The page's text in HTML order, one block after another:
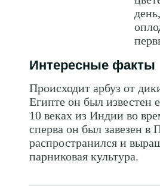
Интересные факты
Происходит арбуз от
Египте он был известен
10 веках из Индии во
сперва он был завезен в
распространился и
парниковая культура.